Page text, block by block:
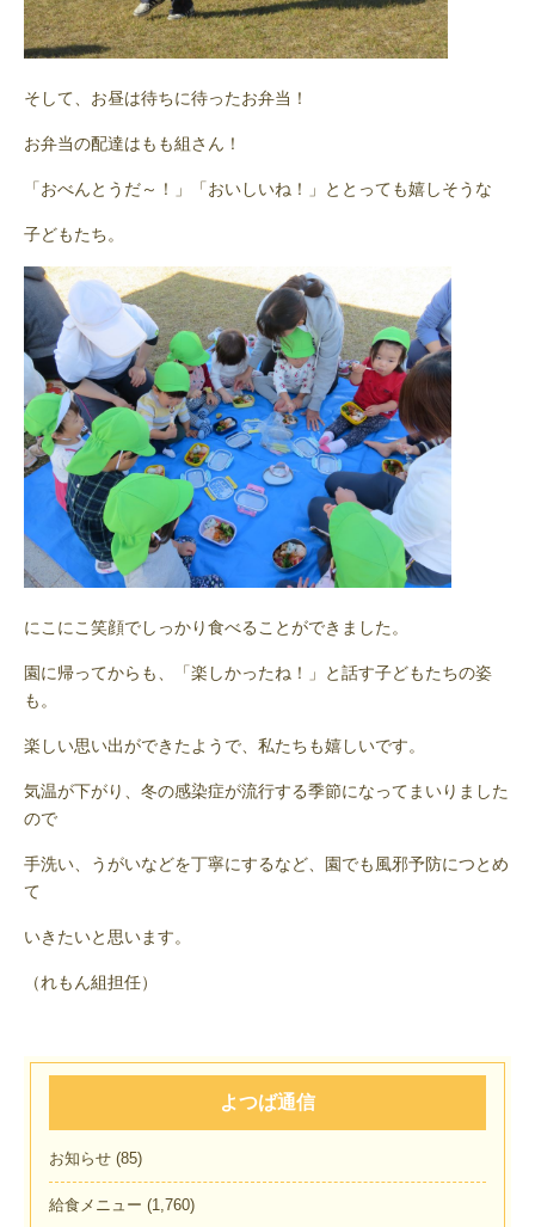
そして、お昼は待ちに待ったお弁当！
お弁当の配達はもも組さん！
「おべんとうだ～！」「おいしいね！」ととっても嬉しそうな
子どもたち。
にこにこ笑顔でしっかり食べることができました。
園に帰ってからも、「楽しかったね！」と話す子どもたちの姿
も。
楽しい思い出ができたようで、私たちも嬉しいです。
気温が下がり、冬の感染症が流行する季節になってまいりました
ので
手洗い、うがいなどを丁寧にするなど、園でも風邪予防につとめ
て
いきたいと思います。
（れもん組担任）
よつば通信
お知らせ (85)
給食メニュー (1,760)